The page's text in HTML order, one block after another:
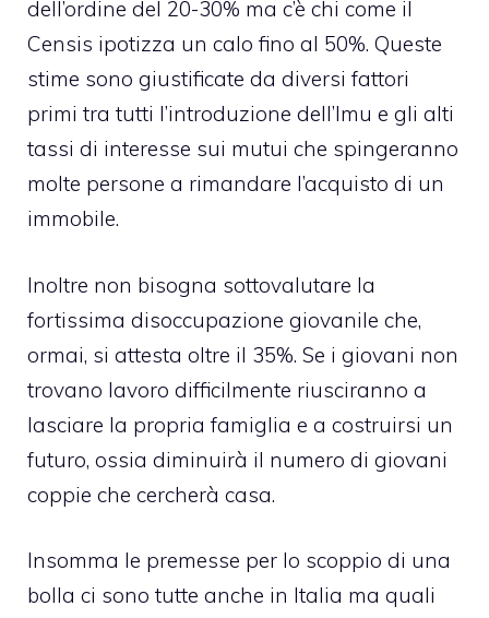
dell’ordine del 20-30% ma c’è chi come il
Censis ipotizza un calo fino al 50%. Queste
stime sono giustificate da diversi fattori
primi tra tutti l’introduzione dell’Imu e gli alti
tassi di interesse sui mutui che spingeranno
molte persone a rimandare l’acquisto di un
immobile.
Inoltre non bisogna sottovalutare la
fortissima disoccupazione giovanile che,
ormai, si attesta oltre il 35%. Se i giovani non
trovano lavoro difficilmente riusciranno a
lasciare la propria famiglia e a costruirsi un
futuro, ossia diminuirà il numero di giovani
coppie che cercherà casa.
Insomma le premesse per lo scoppio di una
bolla ci sono tutte anche in Italia ma quali